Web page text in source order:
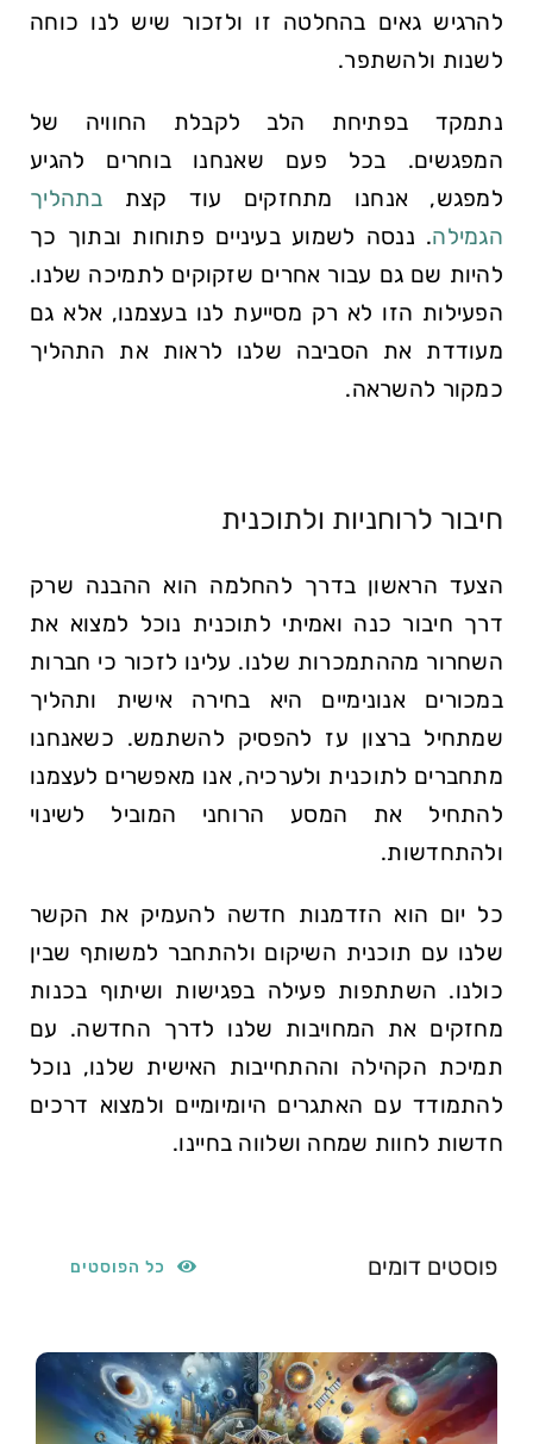
להרגיש גאים בהחלטה זו ולזכור שיש לנו כוחה
לשנות ולהשתפר.
נתמקד בפתיחת הלב לקבלת החוויה של
המפגשים. בכל פעם שאנחנו בוחרים להגיע
למפגש, אנחנו מתחזקים עוד קצת בתהליך
הגמילה. ננסה לשמוע בעיניים פתוחות ובתוך כך
להיות שם גם עבור אחרים שזקוקים לתמיכה שלנו.
הפעילות הזו לא רק מסייעת לנו בעצמנו, אלא גם
מעודדת את הסביבה שלנו לראות את התהליך
כמקור להשראה.
חיבור לרוחניות ולתוכנית
הצעד הראשון בדרך להחלמה הוא ההבנה שרק
דרך חיבור כנה ואמיתי לתוכנית נוכל למצוא את
השחרור מההתמכרות שלנו. עלינו לזכור כי חברות
במכורים אנונימיים היא בחירה אישית ותהליך
שמתחיל ברצון עז להפסיק להשתמש. כשאנחנו
מתחברים לתוכנית ולערכיה, אנו מאפשרים לעצמנו
להתחיל את המסע הרוחני המוביל לשינוי
ולהתחדשות.
כל יום הוא הזדמנות חדשה להעמיק את הקשר
שלנו עם תוכנית השיקום ולהתחבר למשותף שבין
כולנו. השתתפות פעילה בפגישות ושיתוף בכנות
מחזקים את המחויבות שלנו לדרך החדשה. עם
תמיכת הקהילה וההתחייבות האישית שלנו, נוכל
להתמודד עם האתגרים היומיומיים ולמצוא דרכים
חדשות לחוות שמחה ושלווה בחיינו.
פוסטים דומים כל הפוסטים